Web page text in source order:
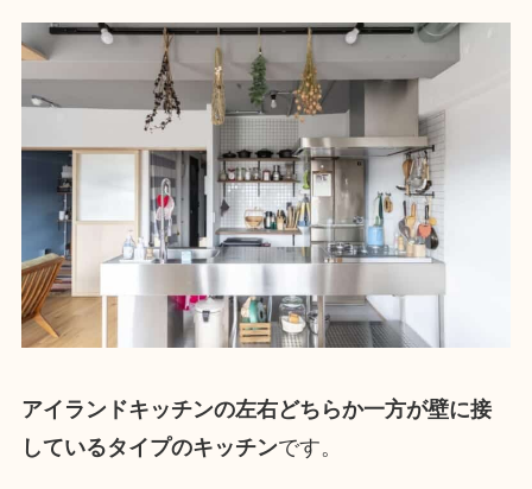
アイランドキッチンの左右どちらか一方が壁に接
しているタイプのキッチンです。